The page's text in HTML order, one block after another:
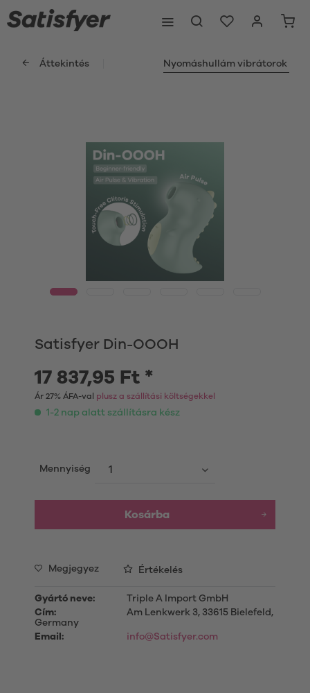
Áttekintés Nyomáshullám vibrátorok
Satisfyer Din-OOOH
17 837,95 Ft *
Ár 27% ÁFA-val plusz a szállítási költségekkel
1-2 nap alatt szállításra kész
Mennyiség
Kosárba
Megjegyez Értékelés
Gyártó neve:
Triple A Import GmbH
Cím:
Am Lenkwerk 3, 33615 Bielefeld,
Germany
Email:
info@Satisfyer.com